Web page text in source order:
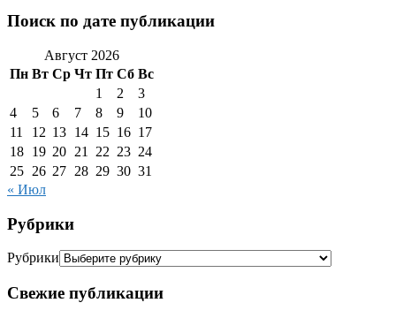
Поиск по дате публикации
Август 2026
Пн Вт Ср Чт Пт Сб Вс
1
2
3
4
5 6 7 8 9
10
11
12 13 14 15 16 17
18 19 20 21 22 23 24
25 26 27 28 29 30 31
« Июл
Рубрики
Рубрики
Свежие публикации